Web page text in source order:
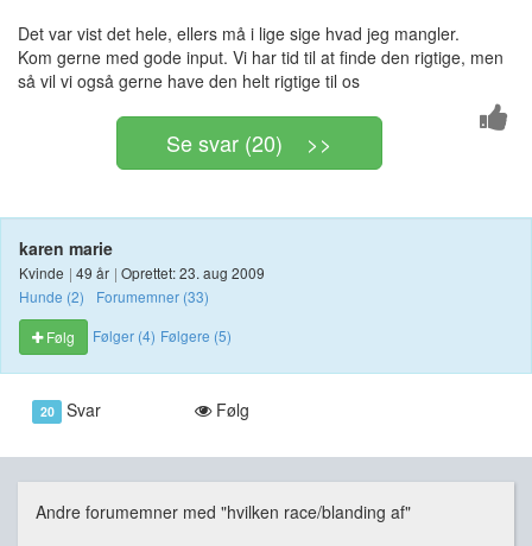
Det var vist det hele, ellers må i lige sige hvad jeg mangler.
Kom gerne med gode input. Vi har tid til at finde den rigtige, men
så vil vi også gerne have den helt rigtige til os
Se svar (20) >>
karen marie
Kvinde | 49 år | Oprettet: 23. aug 2009
Hunde (2)
Forumemner (33)
Følg
Følger (4) Følgere (5)
20 Svar Følg
Andre forumemner med "hvilken race/blanding af"